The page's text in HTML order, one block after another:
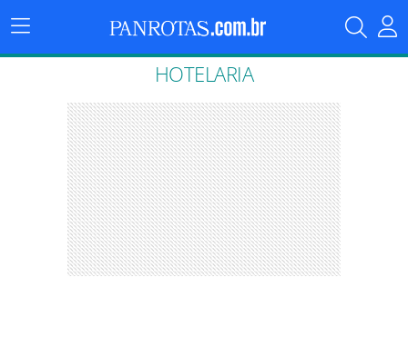
Menu
Principal
HOTELARIA